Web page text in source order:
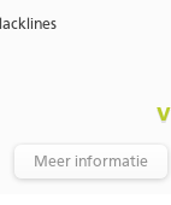
Meer informatie